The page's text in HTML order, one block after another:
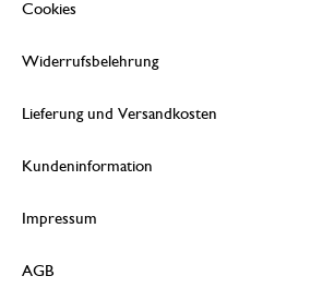
Cookies
Widerrufsbelehrung
Lieferung und Versandkosten
Kundeninformation
Impressum
AGB